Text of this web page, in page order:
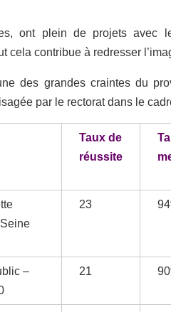
ont plein de projets avec
cela contribue à redresser
des grandes craintes du
par le rectorat dans le
Taux de
réussite
23
–
21